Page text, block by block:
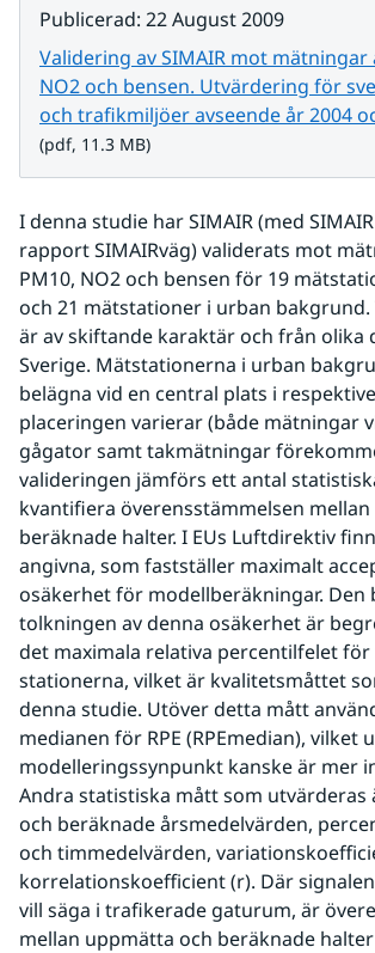
Publicerad: 22 August 2009
Validering av SIMAIR mot mätningar
NO2 och bensen. Utvärdering för
och trafikmiljöer avseende år 2004
(pdf, 11.3 MB)
I denna studie har SIMAIR (med
rapport SIMAIRväg) validerats mot
PM10, NO2 och bensen för 19
och 21 mätstationer i urban
är av skiftande karaktär och från olika
Sverige. Mätstationerna i urban
belägna vid en central plats i
placeringen varierar (både mätningar
gågator samt takmätningar
valideringen jämförs ett antal
kvantifiera överensstämmelsen
beräknade halter. I EUs Luftdirektiv
angivna, som fastställer maximalt
osäkerhet för modellberäkningar. Den
tolkningen av denna osäkerhet är
det maximala relativa percentilfelet för
stationerna, vilket är kvalitetsmåttet
denna studie. Utöver detta mått
medianen för RPE (RPEmedian), vilket
modelleringssynpunkt kanske är mer
Andra statistiska mått som utvärderas
och beräknade årsmedelvärden,
och timmedelvärden,
korrelationskoefficient (r). Där
vill säga i trafikerade gaturum, är
mellan uppmätta och beräknade